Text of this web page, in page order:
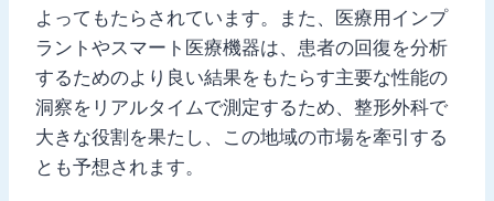
よってもたらされています。また、医療用インプ
ラントやスマート医療機器は、患者の回復を分析
するためのより良い結果をもたらす主要な性能の
洞察をリアルタイムで測定するため、整形外科で
大きな役割を果たし、この地域の市場を牽引する
とも予想されます。